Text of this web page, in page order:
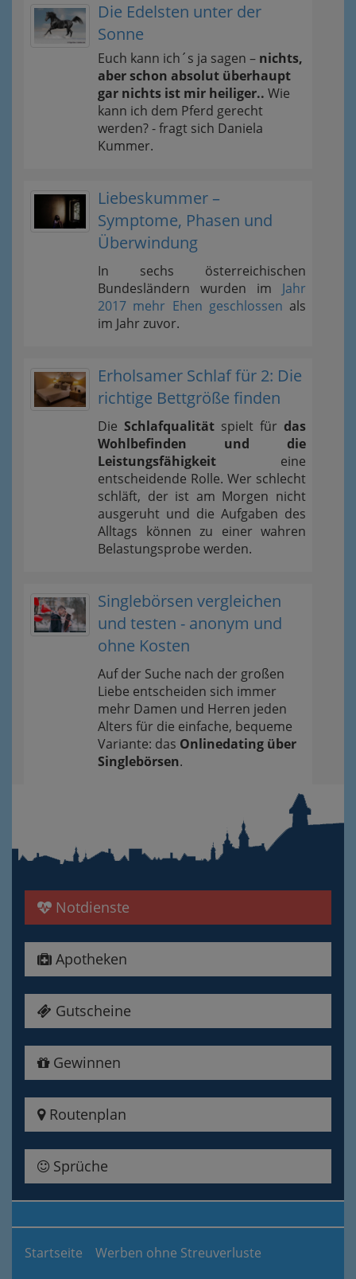
Die Edelsten unter der
Sonne
Euch kann ich´s ja sagen – nichts,
aber schon absolut überhaupt
gar nichts ist mir heiliger.. Wie
kann ich dem Pferd gerecht
werden? - fragt sich Daniela
Kummer.
Liebeskummer –
Symptome, Phasen und
Überwindung
In sechs österreichischen
Bundesländern wurden im Jahr
2017 mehr Ehen geschlossen als
im Jahr zuvor.
Erholsamer Schlaf für 2: Die
richtige Bettgröße finden
Die Schlafqualität spielt für das
Wohlbefinden und die
Leistungsfähigkeit eine
entscheidende Rolle. Wer schlecht
schläft, der ist am Morgen nicht
ausgeruht und die Aufgaben des
Alltags können zu einer wahren
Belastungsprobe werden.
Singlebörsen vergleichen
und testen - anonym und
ohne Kosten
Auf der Suche nach der großen
Liebe entscheiden sich immer
mehr Damen und Herren jeden
Alters für die einfache, bequeme
Variante: das Onlinedating über
Singlebörsen.
Notdienste
Apotheken
Gutscheine
Gewinnen
Routenplan
Sprüche
Startseite Werben ohne Streuverluste